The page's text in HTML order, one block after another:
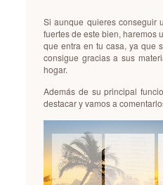
Si aunque quieres conseguir
fuertes de este bien, haremos
que entra en tu casa, ya que
consigue gracias a sus
hogar.
Además de su principal
destacar y vamos a